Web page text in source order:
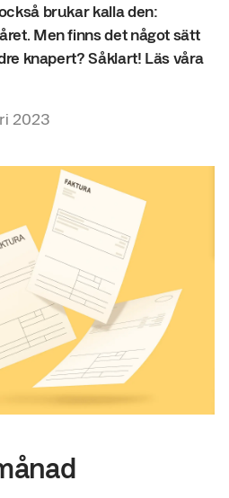
brukar kalla den:
Men finns det något sätt
knapert? Såklart! Läs våra
2023